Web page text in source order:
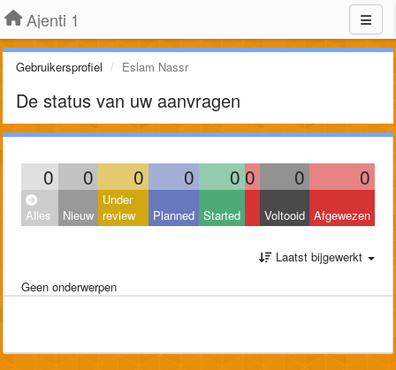
Ajenti 1
Gebruikersprofiel Eslam Nassr
De status van uw aanvragen
0 0 0 0 0 0 0 0
Alles Nieuw
Under
review
Planned Started Voltooid Afgewezen
Laatst bijgewerkt
Geen onderwerpen